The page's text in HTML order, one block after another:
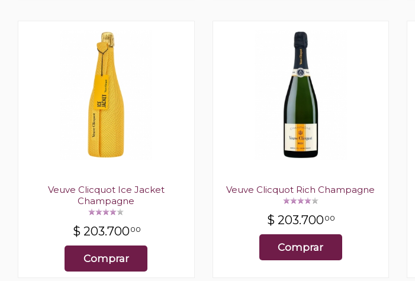
Veuve Clicquot Ice Jacket
Champagne
$ 203.70000
Comprar
Veuve Clicquot Rich Champagne
$ 203.70000
Comprar